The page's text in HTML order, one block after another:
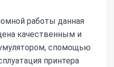
работы данная
качественным и
спомощью
принтера